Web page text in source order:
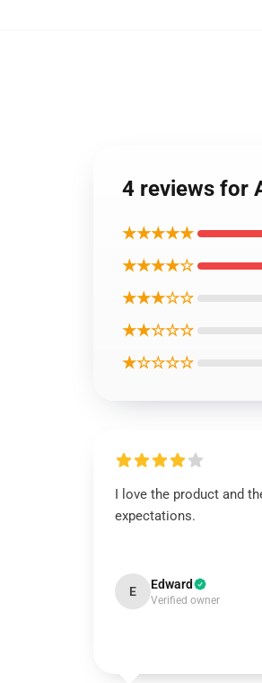
4 reviews for
★★★★★
★★★★☆
★★★☆☆
★★☆☆☆
★☆☆☆☆
I love the product and
expectations.
E Edward
Verified owner